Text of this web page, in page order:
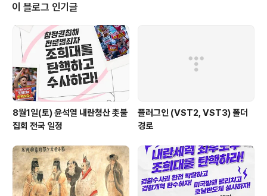
는 39역(驛)이 있다고 하였는데 이 사이에 남경남해부가 있었다. 따라서, 신라
도는 상경에서 동경을 거쳐 남경에 이른 다음 신라로 들어가는 경로를..
이 블로그 인기글
8월1일(토) 윤석열 내란청산 촛불
집회 전국 일정
플러그인 (VST2, VST3) 폴더
경로